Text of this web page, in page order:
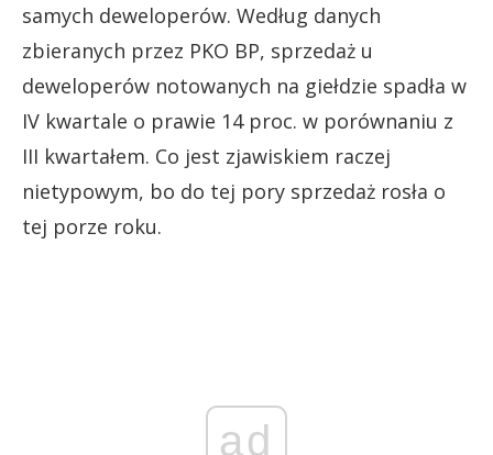
samych deweloperów. Według danych
zbieranych przez PKO BP, sprzedaż u
deweloperów notowanych na giełdzie spadła w
IV kwartale o prawie 14 proc. w porównaniu z
III kwartałem. Co jest zjawiskiem raczej
nietypowym, bo do tej pory sprzedaż rosła o
tej porze roku.
ad